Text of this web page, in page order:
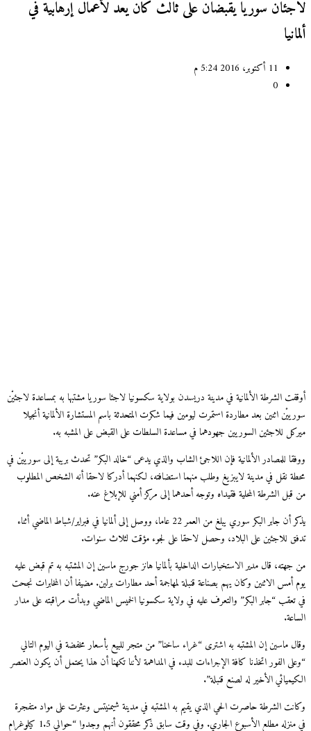
لاجئان سوريا يقبضان على ثالث كان يعد لأعمال إرهابية في
ألمانيا
11 أكتوبر، 2016 5:24 م
أوقفت الشرطة الألمانية في مدينة دريسدن بولاية سكسونيا لاجئا سوريا مشتبها به بمساعدة لاجئيْن
سورييْن اثنين بعد مطاردة استمرت ليومين فيما شكرت المتحدثة باسم المستشارة الألمانية أنجيلا
ميركل للاجئين السوريين جهودهما في مساعدة السلطات على القبض على المشبه به.
ووفقا للمصادر الألمانية فإن اللاجئ الشاب والذي يدعى “خالد البكر” تحدث بريبة إلى سورييْن في
محطة نقل في مدينة لايبزيغ وطلب منهما استضافته، لكنهما أدركا لاحقا أنه الشخص المطلوب
من قبل الشرطة المحلية فقيداه وتوجه أحدهما إلى مركز أمني للإبلاغ عنه.
يذكر أن جابر البكر سوري يبلغ من العمر 22 عاما، ووصل إلى ألمانيا في فبراير/شباط الماضي أثناء
تدفق للاجئين على البلاد، وحصل لاحقا على لجوء مؤقت لثلاث سنوات.
من جهته، قال مدير الاستخبارات الداخلية بألمانيا هانز جورج ماسين إن المشتبه به تم قبض عليه
يوم أمس الاثنين وكان يهم بصناعة قنبلة لمهاجمة أحد مطارات برلين. مضيفا أن المخابرات نجحت
في تعقب “جابر البكر” والتعرف عليه في ولاية سكسونيا الخميس الماضي وبدأت مراقبته على مدار
الساعة.
وقال ماسين إن المشتبه به اشترى “غراء ساخنا” من متجر للبيع بأسعار مخفضة في اليوم التالي
“وعلى الفور اتخذنا كافة الإجراءات للبدء في المداهمة لأننا تكهنا أن هذا يحتمل أن يكون العنصر
الكيميائي الأخير له لصنع قنبلة”.
وكانت الشرطة حاصرت الحي الذي يقيم به المشتبه في مدينة شيمنيتس وعثرت على مواد متفجرة
في منزله مطلع الأسبوع الجاري. وفي وقت سابق ذكر محققون أنهم وجدوا “حوالي 1.5 كيلوغرام